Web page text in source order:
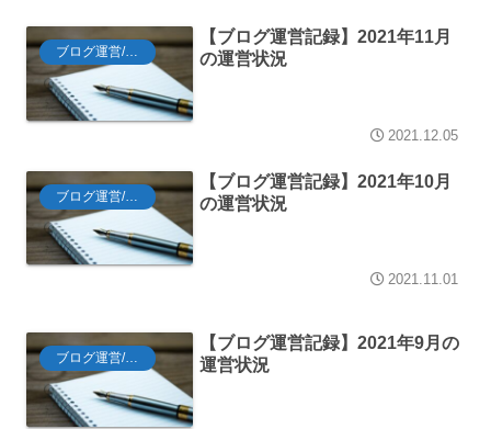
ブログ運営/Tips
【ブログ運営記録】2021年11月
の運営状況
2021.12.05
ブログ運営/Tips
【ブログ運営記録】2021年10月
の運営状況
2021.11.01
ブログ運営/Tips
【ブログ運営記録】2021年9月の
運営状況